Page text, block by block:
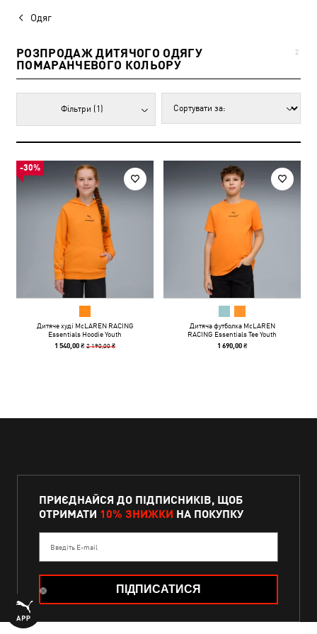
Одяг
РОЗПРОДАЖ ДИТЯЧОГО ОДЯГУ
ПОМАРАНЧЕВОГО КОЛЬОРУ
2
Фільтри (1)
-30%
Дитяче худі McLAREN RACING
Essentials Hoodie Youth
1 540,00 ₴2 190,00 ₴
Дитяча футболка McLAREN
RACING Essentials Tee Youth
1 690,00 ₴
ПРИЄДНАЙСЯ ДО ПІДПИСНИКІВ, ЩОБ
ОТРИМАТИ 10% ЗНИЖКИ НА ПОКУПКУ
Введіть E-mail
ПІДПИСАТИСЯ